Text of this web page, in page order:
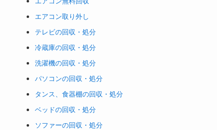
エアコン取り外し
テレビの回収・処分
冷蔵庫の回収・処分
洗濯機の回収・処分
パソコンの回収・処分
タンス、食器棚の回収・処分
ベッドの回収・処分
ソファーの回収・処分